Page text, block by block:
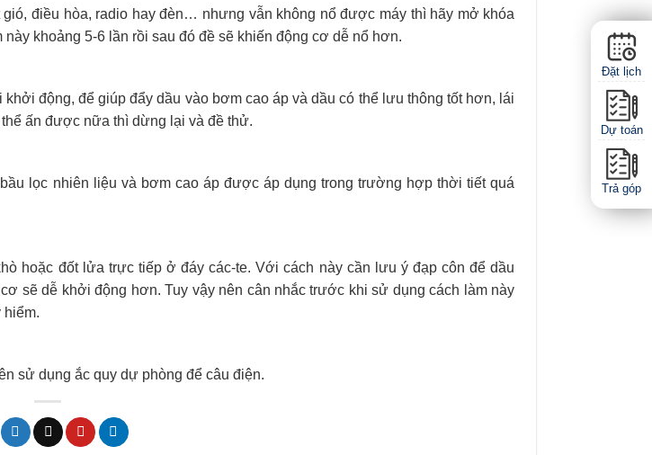
điều hòa, radio hay đèn… nhưng vẫn không nổ được máy thì hãy mở khóa
khoảng 5-6 lần rồi sau đó đề sẽ khiến động cơ dễ nổ hơn.
động, để giúp đẩy dầu vào bơm cao áp và dầu có thể lưu thông tốt hơn, lái
ấn được nữa thì dừng lại và đề thử.
lọc nhiên liệu và bơm cao áp được áp dụng trong trường hợp thời tiết quá
hoặc đốt lửa trực tiếp ở đáy các-te. Với cách này cần lưu ý đạp côn để dầu
sẽ dễ khởi động hơn. Tuy vậy nên cân nhắc trước khi sử dụng cách làm này
hiểm.
sử dụng ắc quy dự phòng để câu điện.
Đặt lịch
Dự toán
Trả góp